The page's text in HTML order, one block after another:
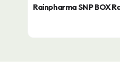
Rainpharma SNP BOX